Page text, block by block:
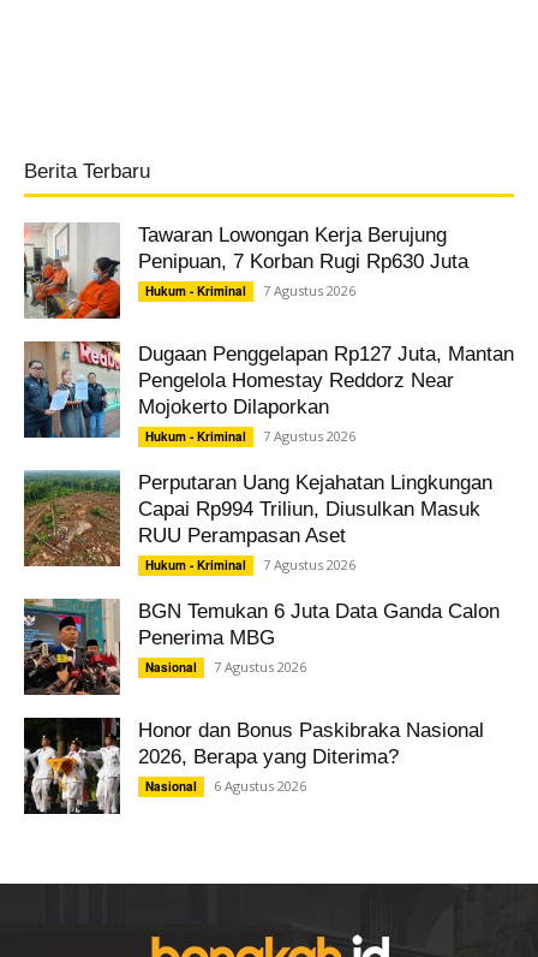
Berita Terbaru
Tawaran Lowongan Kerja Berujung
Penipuan, 7 Korban Rugi Rp630 Juta
Hukum - Kriminal 7 Agustus 2026
Dugaan Penggelapan Rp127 Juta, Mantan
Pengelola Homestay Reddorz Near
Mojokerto Dilaporkan
Hukum - Kriminal 7 Agustus 2026
Perputaran Uang Kejahatan Lingkungan
Capai Rp994 Triliun, Diusulkan Masuk
RUU Perampasan Aset
Hukum - Kriminal 7 Agustus 2026
BGN Temukan 6 Juta Data Ganda Calon
Penerima MBG
Nasional 7 Agustus 2026
Honor dan Bonus Paskibraka Nasional
2026, Berapa yang Diterima?
Nasional 6 Agustus 2026